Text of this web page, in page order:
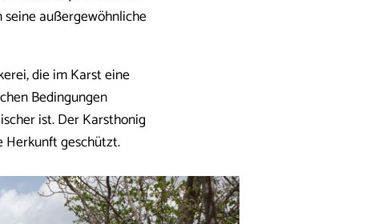
außergewöhnliche
die im Karst eine
Bedingungen
ist. Der Karsthonig
Herkunft geschützt.